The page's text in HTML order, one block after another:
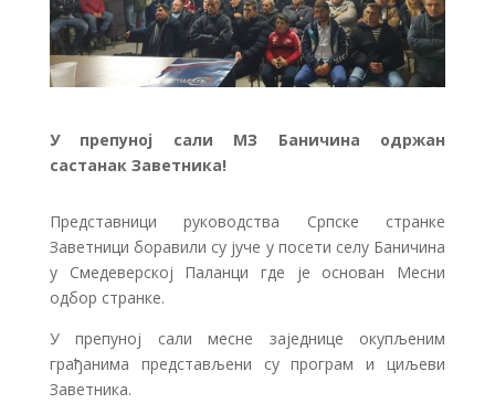
У препуној сали МЗ Баничина одржан
састанак Заветника!
Представници руководства Српске странке
Заветници боравили су јуче у посети селу Баничина
у Смедеверској Паланци где је основан Месни
одбор странке.
У препуној сали месне заједнице окупљеним
грађанима представљени су програм и циљеви
Заветника.